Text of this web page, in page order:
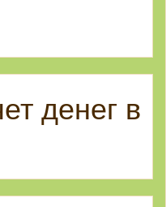
денег в